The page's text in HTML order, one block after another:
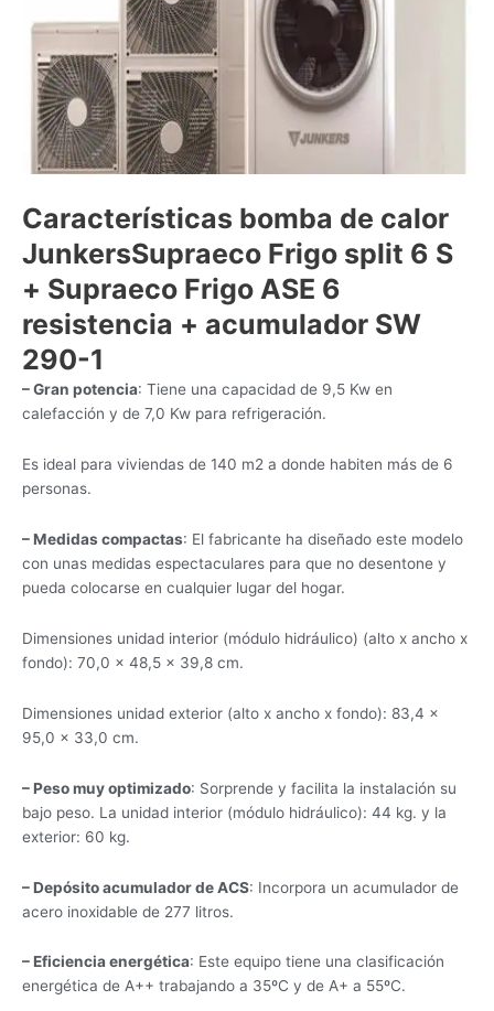
Características bomba de calor
JunkersSupraeco Frigo split 6 S
+ Supraeco Frigo ASE 6
resistencia + acumulador SW
290-1
– Gran potencia: Tiene una capacidad de 9,5 Kw en
calefacción y de 7,0 Kw para refrigeración.
Es ideal para viviendas de 140 m2 a donde habiten más de 6
personas.
– Medidas compactas: El fabricante ha diseñado este modelo
con unas medidas espectaculares para que no desentone y
pueda colocarse en cualquier lugar del hogar.
Dimensiones unidad interior (módulo hidráulico) (alto x ancho x
fondo): 70,0 × 48,5 × 39,8 cm.
Dimensiones unidad exterior (alto x ancho x fondo): 83,4 ×
95,0 × 33,0 cm.
– Peso muy optimizado: Sorprende y facilita la instalación su
bajo peso. La unidad interior (módulo hidráulico): 44 kg. y la
exterior: 60 kg.
– Depósito acumulador de ACS: Incorpora un acumulador de
acero inoxidable de 277 litros.
– Eficiencia energética: Este equipo tiene una clasificación
energética de A++ trabajando a 35ºC y de A+ a 55ºC.